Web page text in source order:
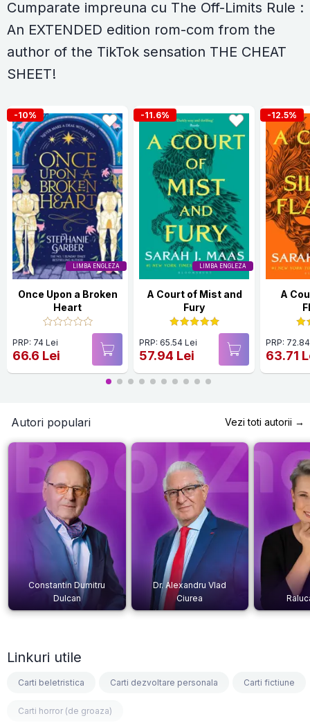
Cumparate impreuna cu The Off-Limits Rule :
An EXTENDED edition rom-com from the
author of the TikTok sensation THE CHEAT
SHEET!
LIMBA ENGLEZA
-10%
Once Upon a Broken
Heart
PRP: 74 Lei
66.6 Lei
LIMBA ENGLEZA
-11.6%
A Court of Mist and
Fury
PRP: 65.54 Lei
57.94 Lei
-12.5%
A
PRP:
63.71
Autori populari Vezi toti autorii →
Constantin Dumitru
Dulcan
Dr. Alexandru Vlad
Ciurea
Linkuri utile
Carti beletristica Carti dezvoltare personala Carti fictiune
Carti horror (de groaza)